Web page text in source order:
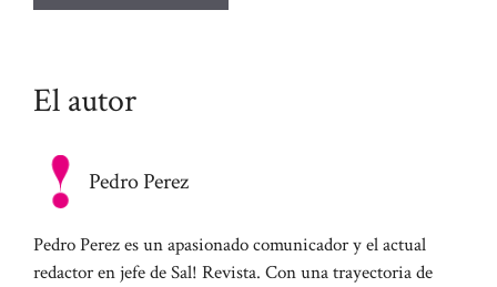
El autor
Pedro Perez
Pedro Perez es un apasionado comunicador y el actual
redactor en jefe de Sal! Revista. Con una trayectoria de